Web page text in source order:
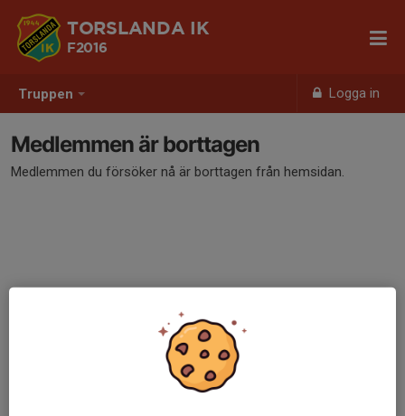
Truppen Logga in
TORSLANDA IK
F2016
Medlemmen är borttagen
Medlemmen du försöker nå är borttagen från hemsidan.